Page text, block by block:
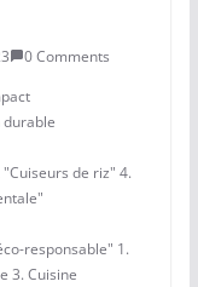
0 Comments
de riz" 4.
responsable" 1.
3. Cuisine